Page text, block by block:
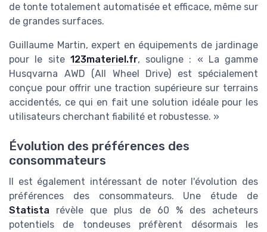
de tonte totalement automatisée et efficace, même sur
de grandes surfaces.
Guillaume Martin, expert en équipements de jardinage
pour le site 123materiel.fr, souligne : « La gamme
Husqvarna AWD (All Wheel Drive) est spécialement
conçue pour offrir une traction supérieure sur terrains
accidentés, ce qui en fait une solution idéale pour les
utilisateurs cherchant fiabilité et robustesse. »
Évolution des préférences des
consommateurs
Il est également intéressant de noter l'évolution des
préférences des consommateurs. Une étude de
Statista révèle que plus de 60 % des acheteurs
potentiels de tondeuses préfèrent désormais les